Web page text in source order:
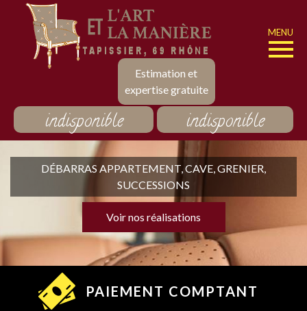
Estimation et
expertise gratuite
MENU
indisponible indisponible
DÉBARRAS APPARTEMENT, CAVE, GRENIER,
SUCCESSIONS
Voir nos réalisations
PAIEMENT COMPTANT